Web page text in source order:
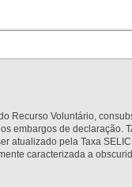
Recurso Voluntário,
embargos de declaração.
atualizado pela Taxa
caracterizada a